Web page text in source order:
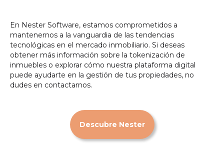
En Nester Software, estamos comprometidos a
mantenernos a la vanguardia de las tendencias
tecnológicas en el mercado inmobiliario. Si deseas
obtener más información sobre la tokenización de
inmuebles o explorar cómo nuestra plataforma digital
puede ayudarte en la gestión de tus propiedades, no
dudes en contactarnos.
Descubre Nester